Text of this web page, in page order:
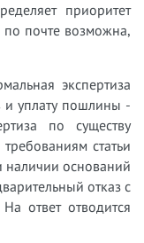
приоритет
по почте возможна,
экспертиза
и уплату пошлины -
по существу
статьи
оснований
отказ с
ответ отводится